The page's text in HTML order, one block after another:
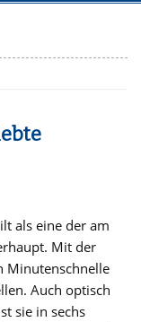
als eine der am
Mit der
Minutenschnelle
Auch optisch
sie in sechs